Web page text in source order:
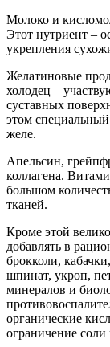
Молоко и
Этот нутриент –
укрепления
Желатиновые
холодец –
суставных
этом
желе.
Апельсин,
коллагена.
большом
тканей.
Кроме этой
добавлять в
брокколи,
шпинат, укроп,
минералов и
органические
ограничение